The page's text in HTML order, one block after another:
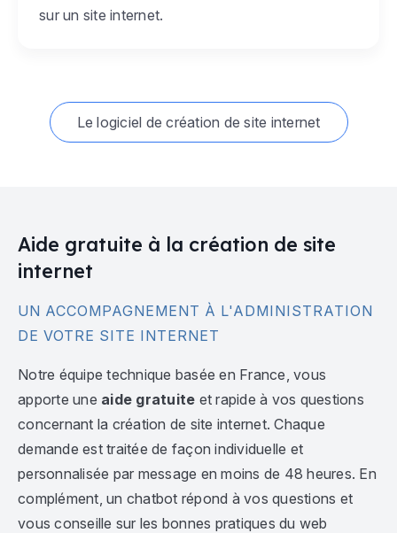
sur un site internet.
Le logiciel de création de site internet
Aide gratuite à la création de site
internet
UN ACCOMPAGNEMENT À L'ADMINISTRATION
DE VOTRE SITE INTERNET
Notre équipe technique basée en France, vous
apporte une aide gratuite et rapide à vos questions
concernant la création de site internet. Chaque
demande est traitée de façon individuelle et
personnalisée par message en moins de 48 heures. En
complément, un chatbot répond à vos questions et
vous conseille sur les bonnes pratiques du web